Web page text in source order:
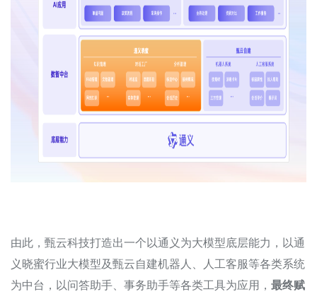
由此，甄云科技打造出一个以通义为大模型底层能力，以通
义晓蜜行业大模型及甄云自建机器人、人工客服等各类系统
为中台，以问答助手、事务助手等各类工具为应用， 最终赋